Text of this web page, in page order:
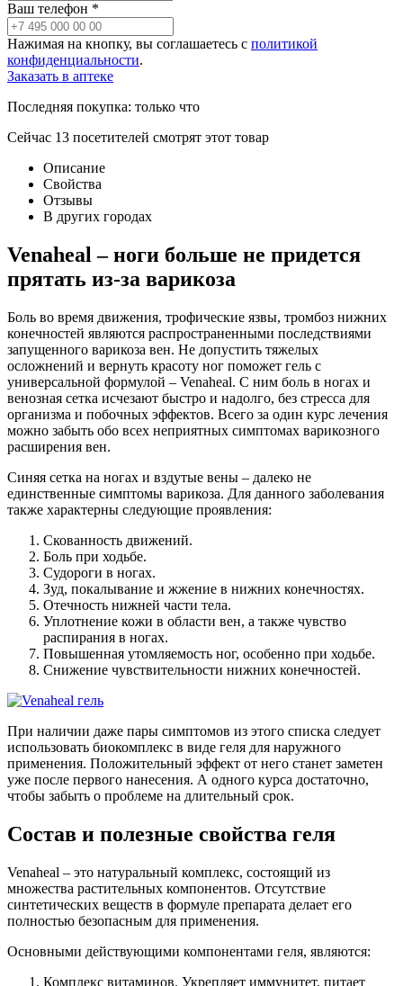
Ваш телефон *
Нажимая на кнопку, вы соглашаетесь с политикой
конфиденциальности.
Заказать в аптеке
Последняя покупка: только что
Сейчас 13 посетителей смотрят этот товар
Описание
Свойства
Отзывы
В других городах
Venaheal – ноги больше не придется
прятать из-за варикоза
Боль во время движения, трофические язвы, тромбоз нижних
конечностей являются распространенными последствиями
запущенного варикоза вен. Не допустить тяжелых
осложнений и вернуть красоту ног поможет гель с
универсальной формулой – Venaheal. С ним боль в ногах и
венозная сетка исчезают быстро и надолго, без стресса для
организма и побочных эффектов. Всего за один курс лечения
можно забыть обо всех неприятных симптомах варикозного
расширения вен.
Синяя сетка на ногах и вздутые вены – далеко не
единственные симптомы варикоза. Для данного заболевания
также характерны следующие проявления:
Скованность движений.
Боль при ходьбе.
Судороги в ногах.
Зуд, покалывание и жжение в нижних конечностях.
Отечность нижней части тела.
Уплотнение кожи в области вен, а также чувство
распирания в ногах.
Повышенная утомляемость ног, особенно при ходьбе.
Снижение чувствительности нижних конечностей.
При наличии даже пары симптомов из этого списка следует
использовать биокомплекс в виде геля для наружного
применения. Положительный эффект от него станет заметен
уже после первого нанесения. А одного курса достаточно,
чтобы забыть о проблеме на длительный срок.
Состав и полезные свойства геля
Venaheal – это натуральный комплекс, состоящий из
множества растительных компонентов. Отсутствие
синтетических веществ в формуле препарата делает его
полностью безопасным для применения.
Основными действующими компонентами геля, являются:
Комплекс витаминов. Укрепляет иммунитет, питает